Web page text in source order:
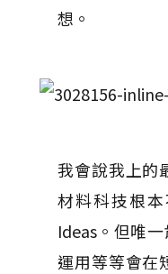
想。
我會說我上的
材料科技根
Ideas。但唯
運用等等會在